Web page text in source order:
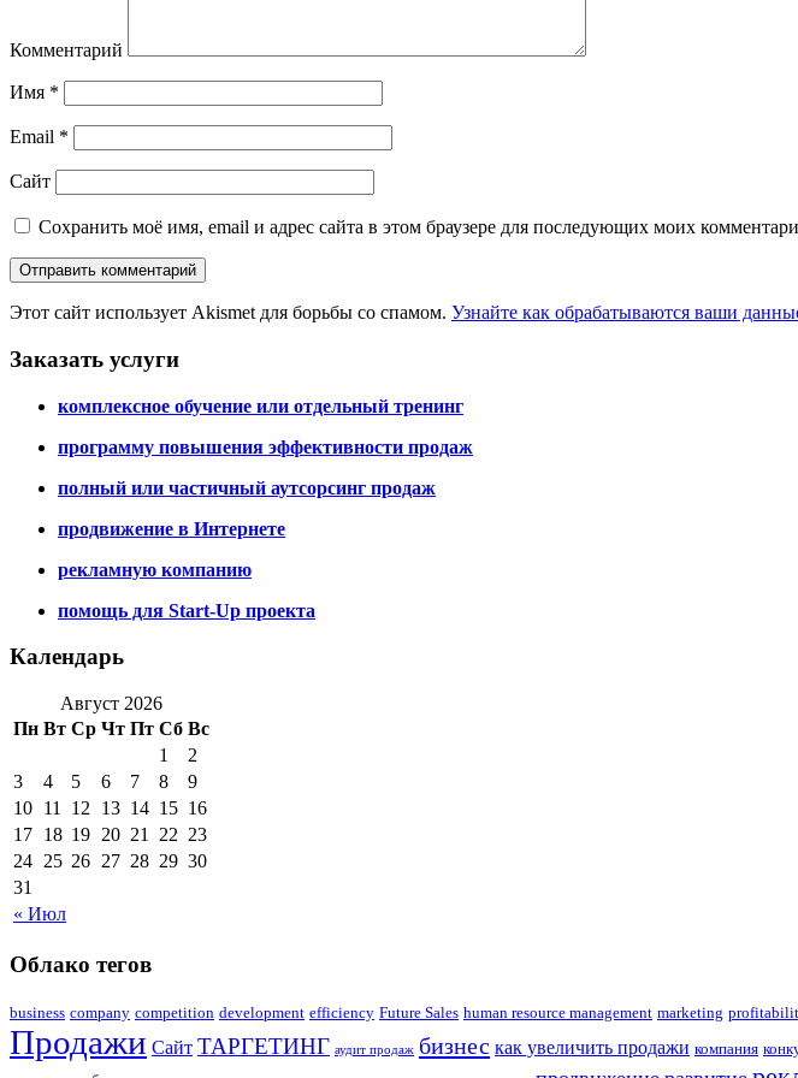
Комментарий
Имя *
Email *
Сайт
Сохранить моё имя, email и адрес сайта в этом браузере для последующих моих
Этот сайт использует Akismet для борьбы со спамом. Узнайте как обрабатываются ваши
Заказать услуги
комплексное обучение или отдельный тренинг
программу повышения эффективности продаж
полный или частичный аутсорсинг продаж
продвижение в Интернете
рекламную компанию
помощь для Start-Up проекта
Календарь
Август 2026
Пн Вт Ср Чт Пт Сб Вс
« Июл
1
2
3
4 5 6 7 8
9
10 11 12 13 14 15 16
17 18 19 20 21 22 23
24 25 26 27 28 29 30
31
Облако тегов
business company competition development efficiency Future Sales human resource management marketing
Продажи Сайт ТАРГЕТИНГ аудит продаж бизнес как увеличить продажи компания